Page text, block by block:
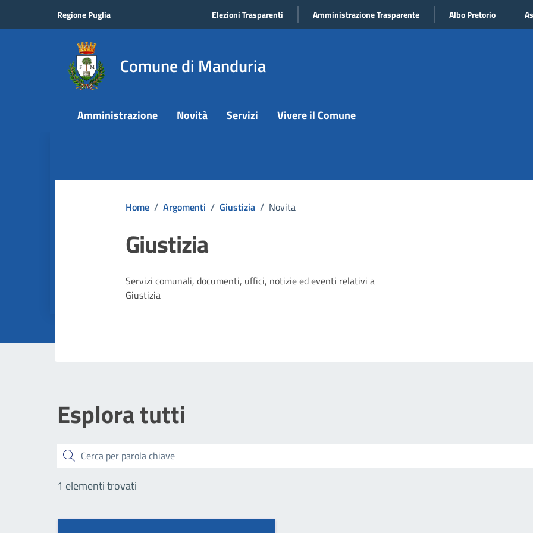
Regione Puglia Elezioni Trasparenti Amministrazione Trasparente Albo Pretorio
Comune di Manduria
Amministrazione Novità Servizi Vivere il Comune
Home / Argomenti / Giustizia / Novita
Giustizia
Dettagli dell'argomento
Servizi comunali, documenti, uffici, notizie ed eventi relativi a
Giustizia
Esplora tutti
Cerca
1 elementi trovati